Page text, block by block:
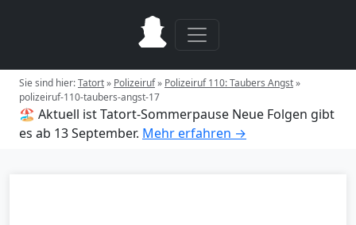
Sie sind hier:Tatort» Polizeiruf» Polizeiruf 110: Taubers Angst»
polizeiruf-110-taubers-angst-17
🏖️ Aktuell ist Tatort-Sommerpause Neue Folgen gibt
es ab 13 September. Mehr erfahren →